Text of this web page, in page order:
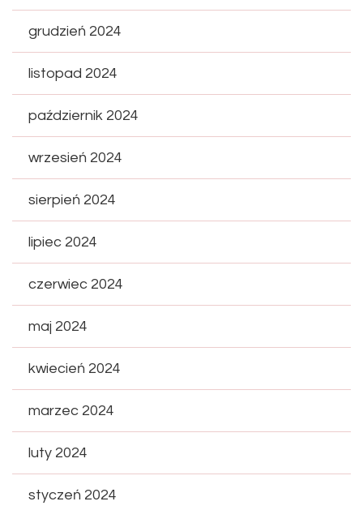
grudzień 2024
listopad 2024
październik 2024
wrzesień 2024
sierpień 2024
lipiec 2024
czerwiec 2024
maj 2024
kwiecień 2024
marzec 2024
luty 2024
styczeń 2024